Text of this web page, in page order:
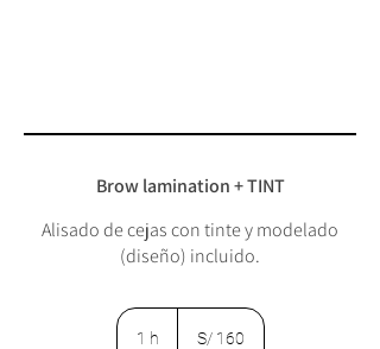
Brow lamination + TINT
Alisado de cejas con tinte y modelado
(diseño) incluido.
1 h
peruanos
S/ 160